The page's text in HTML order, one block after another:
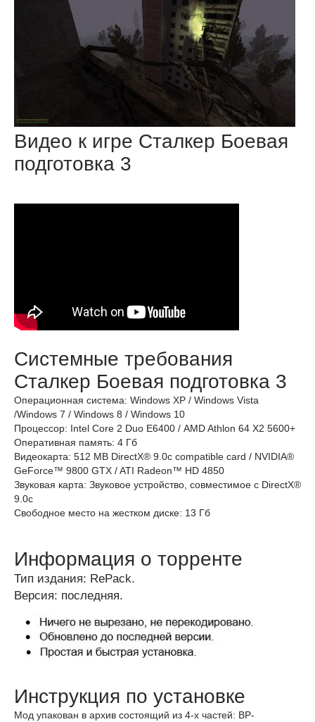
Видео к игре Сталкер Боевая
подготовка 3
Системные требования
Сталкер Боевая подготовка 3
Операционная система: Windows XP / Windows Vista
/Windows 7 / Windows 8 / Windows 10
Процессор: Intel Core 2 Duo Е6400 / AMD Athlon 64 X2 5600+
Оперативная память: 4 Гб
Видеокарта: 512 MB DirectX® 9.0c compatible card / NVIDIA®
GeForce™ 9800 GTX / ATI Radeon™ HD 4850
Звуковая карта: Звуковое устройство, совместимое с DirectX®
9.0с
Свободное место на жестком диске: 13 Гб
Информация о торренте
Тип издания: RePack.
Версия: последняя.
Инструкция по установке
Мод упакован в архив состоящий из 4-х частей: BP-